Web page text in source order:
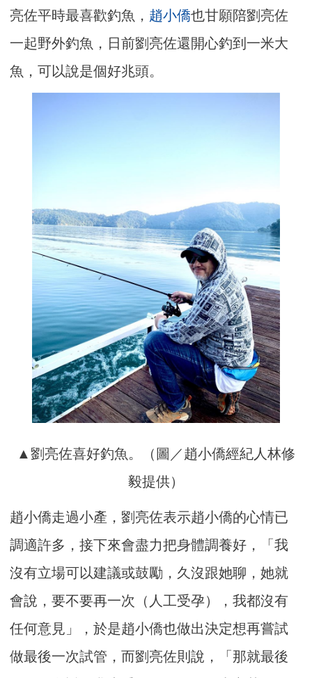
亮佐平時最喜歡釣魚， 趙小僑也甘願陪劉亮佐
一起野外釣魚，日前劉亮佐還開心釣到一米大
魚，可以說是個好兆頭。
▲劉亮佐喜好釣魚。（圖／趙小僑經紀人林修
毅提供）
趙小僑走過小產，劉亮佐表示趙小僑的心情已
調適許多，接下來會盡力把身體調養好，「我
沒有立場可以建議或鼓勵，久沒跟她聊，她就
會說，要不要再一次（人工受孕），我都沒有
任何意見」，於是趙小僑也做出決定想再嘗試
做最後一次試管，而劉亮佐則說，「那就最後